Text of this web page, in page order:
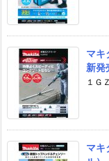
マキ
新発
１Ｇ
マキ